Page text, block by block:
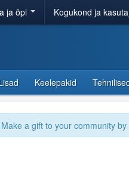
ja õpi Kogukond ja
Keelepakid
a gift to your community